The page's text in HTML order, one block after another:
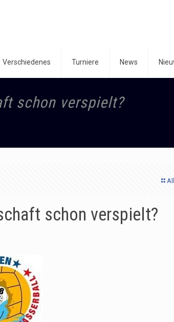
Verschiedenes Turniere News
schon verspielt?
schon verspielt?